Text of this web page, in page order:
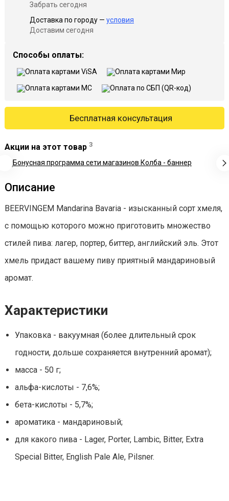
Забрать сегодня
Доставка по городу — условия
Доставим сегодня
Способы оплаты:
Бесплатная консультация
Акции на этот товар 3
Описание
BEERVINGEM Mandarina Bavaria - изысканный сорт хмеля,
с помощью которого можно приготовить множество
стилей пива: лагер, портер, биттер, английский эль. Этот
хмель придаст вашему пиву приятный мандариновый
аромат.
Характеристики
Упаковка - вакуумная (более длительный срок
годности, дольше сохраняется внутренний аромат);
масса - 50 г;
альфа-кислоты - 7,6%;
бета-кислоты - 5,7%;
ароматика - мандариновый;
для какого пива - Lager, Porter, Lambic, Bitter, Extra
Special Bitter, English Pale Ale, Pilsner.